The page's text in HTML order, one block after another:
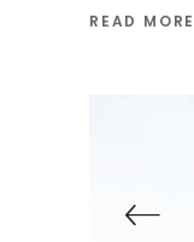
READ MORE